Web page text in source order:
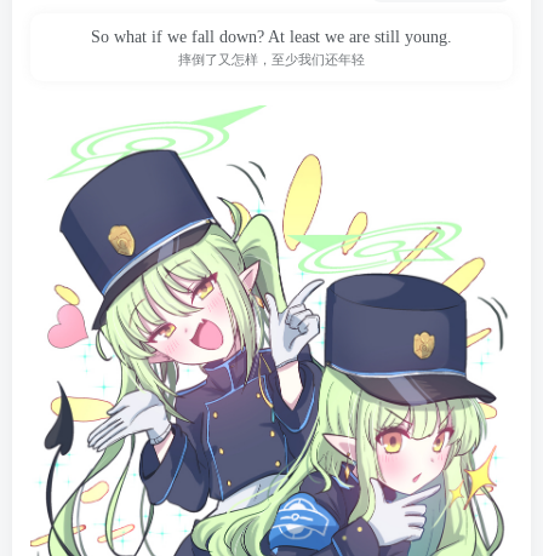
So what if we fall down? At least we are still young.
摔倒了又怎样，至少我们还年轻